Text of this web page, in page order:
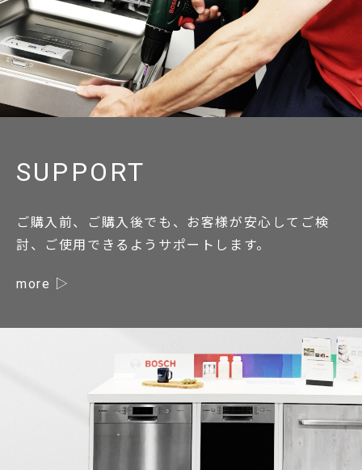
SUPPORT
ご購入前、ご購入後でも、お客様が安心してご検
討、ご使用できるようサポートします。
more